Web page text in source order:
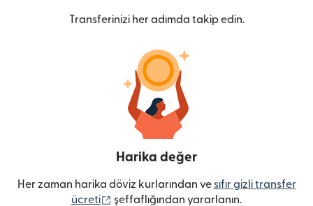
Transferinizi her adımda takip edin.
Harika değer
Her zaman harika döviz kurlarından ve sıfır gizli transfer
ücreti
(yeni pencerede açılır)
şeffaflığından yararlanın.